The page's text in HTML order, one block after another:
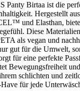
Birtaa ist die
Hergestellt
und Elasthan,
Diese
als vegan und
gut für die Umwelt,
für eine perfekte
Bewegungsfreiheit
schlichten und
für jede